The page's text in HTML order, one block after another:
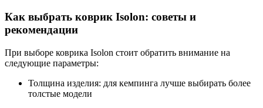
Как выбрать коврик Isolon: советы и
рекомендации
При выборе коврика Isolon стоит обратить внимание на
следующие параметры:
Толщина изделия: для кемпинга лучше выбирать более
толстые модели